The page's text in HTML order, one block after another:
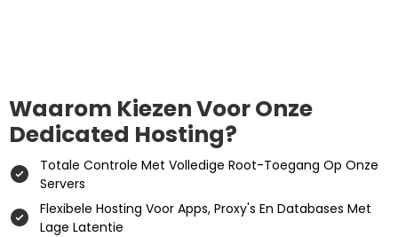
Waarom Kiezen Voor Onze
Dedicated Hosting?
Totale Controle Met Volledige Root-Toegang Op Onze
Servers
Flexibele Hosting Voor Apps, Proxy's En Databases Met
Lage Latentie